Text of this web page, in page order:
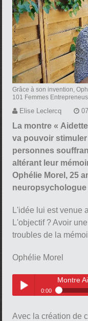
Grâce à son invention,
101 Femmes
Elise Leclercq
La montre «
va pouvoir
personnes
altérant leur
Ophélie Morel, 25
L'idée lui est venue
L'objectif ? Avoir
troubles de la
Ophélie Morel
Play /
Montre
0:00
Avec la création de